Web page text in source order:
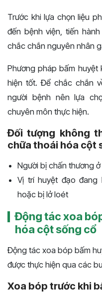
Trước khi lựa chọn liệu
đến bệnh viện, tiến
chắc chắn nguyên nhân
Phương pháp bấm
hiện tốt. Để chắc chắn
người bệnh nên lựa
chuyên môn thực hiện.
Đối tượng không
chữa thoái hóa cột
Người bị chấn thương
Vị trí huyệt đạo
hoặc bị lở loét
Động tác xoa
hóa cột sống cổ
Động tác xoa bóp bấm
được thực hiện qua các
Xoa bóp trước khi